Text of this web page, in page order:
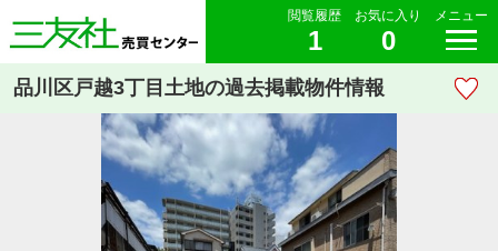
閲覧履歴
1
お気に入り
0
メニュー
品川区戸越3丁目土地の過去掲載物件情報